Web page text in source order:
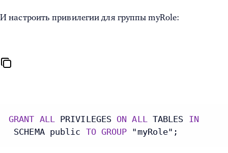
И настроить привилегии для группы myRole:
GRANT ALL PRIVILEGES ON ALL TABLES IN
SCHEMA public TO GROUP "myRole";